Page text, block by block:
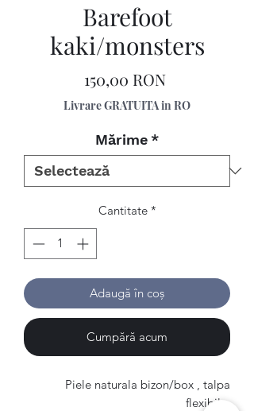
Barefoot
kaki/monsters
150,00 RONPreț
Livrare GRATUITA in RO
Mărime *
Cantitate *
Adaugă în coș
Cumpără acum
Piele naturala bizon/box , talpa
flexibila.